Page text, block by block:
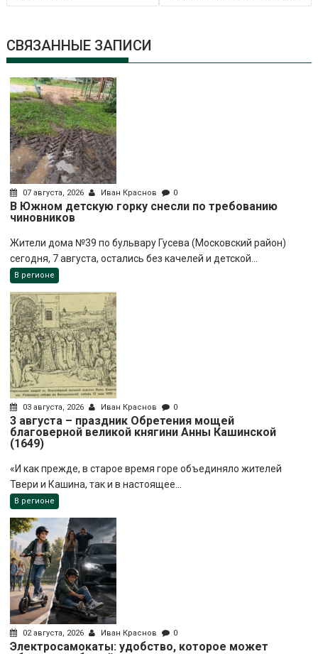
СВЯЗАННЫЕ ЗАПИСИ
07 августа, 2026 Иван Краснов 0
В Южном детскую горку снесли по требованию
чиновников
Жители дома №39 по бульвару Гусева (Московский район)
сегодня, 7 августа, остались без качелей и детской...
В регионе
03 августа, 2026 Иван Краснов 0
3 августа – праздник Обретения мощей
благоверной великой княгини Анны Кашинской
(1649)
«И как прежде, в старое время горе объединяло жителей
Твери и Кашина, так и в настоящее...
В регионе
02 августа, 2026 Иван Краснов 0
Электросамокаты: удобство, которое может